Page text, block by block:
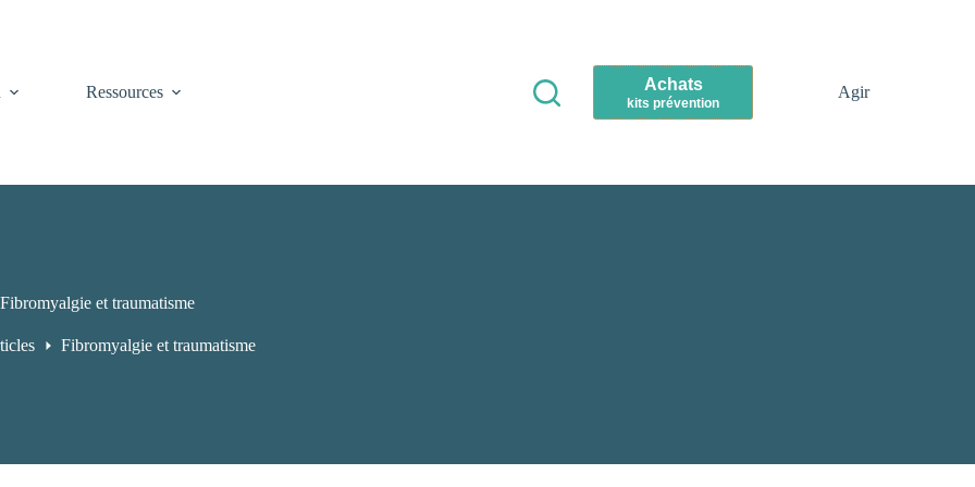
Ressources Achats
kits prévention
Agir
Fibromyalgie et traumatisme
Fibromyalgie et traumatisme